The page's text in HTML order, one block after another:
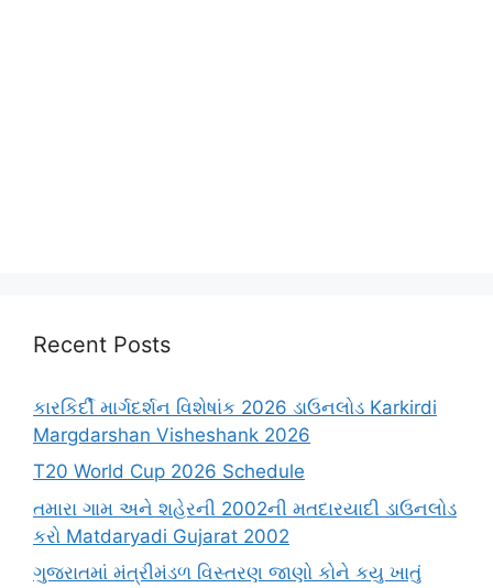
Recent Posts
કારકિર્દી માર્ગદર્શન વિશેષાંક 2026 ડાઉનલોડ Karkirdi
Margdarshan Visheshank 2026
T20 World Cup 2026 Schedule
તમારા ગામ અને શહેરની 2002ની મતદારયાદી ડાઉનલોડ
કરો Matdaryadi Gujarat 2002
ગુજરાતમાં મંત્રીમંડળ વિસ્તરણ જાણો કોને કયુ ખાતું